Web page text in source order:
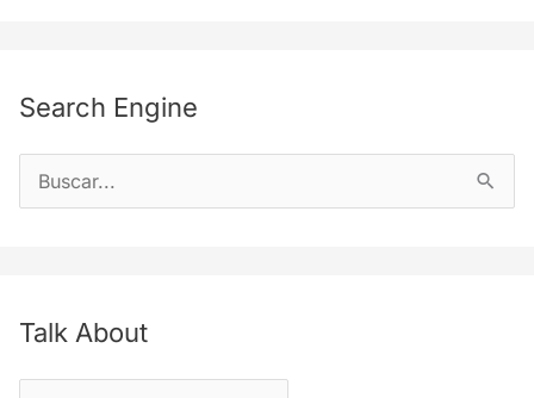
Search Engine
u
a
Talk About